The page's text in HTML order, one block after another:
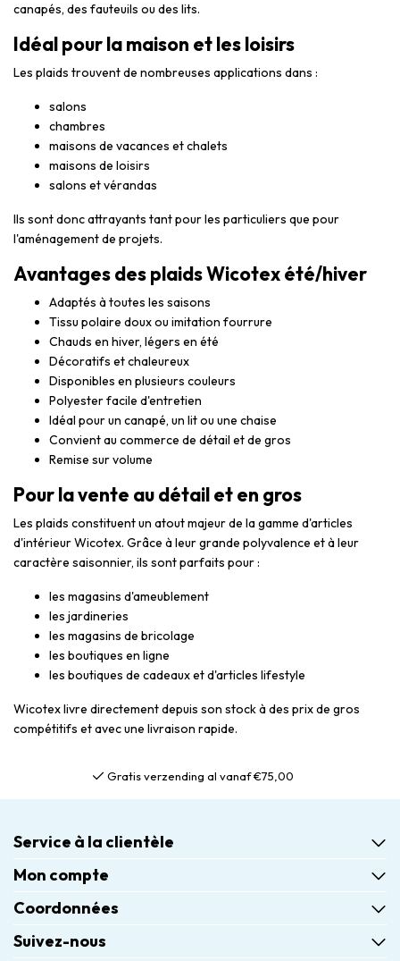
canapés, des fauteuils ou des lits.
Idéal pour la maison et les loisirs
Les plaids trouvent de nombreuses applications dans :
salons
chambres
maisons de vacances et chalets
maisons de loisirs
salons et vérandas
Ils sont donc attrayants tant pour les particuliers que pour
l'aménagement de projets.
Avantages des plaids Wicotex été/hiver
Adaptés à toutes les saisons
Tissu polaire doux ou imitation fourrure
Chauds en hiver, légers en été
Décoratifs et chaleureux
Disponibles en plusieurs couleurs
Polyester facile d'entretien
Idéal pour un canapé, un lit ou une chaise
Convient au commerce de détail et de gros
Remise sur volume
Pour la vente au détail et en gros
Les plaids constituent un atout majeur de la gamme d'articles
d'intérieur Wicotex. Grâce à leur grande polyvalence et à leur
caractère saisonnier, ils sont parfaits pour :
les magasins d'ameublement
les jardineries
les magasins de bricolage
les boutiques en ligne
les boutiques de cadeaux et d'articles lifestyle
Wicotex livre directement depuis son stock à des prix de gros
compétitifs et avec une livraison rapide.
Gratis verzending al vanaf €75,00
Service à la clientèle
Mon compte
Coordonnées
Suivez-nous